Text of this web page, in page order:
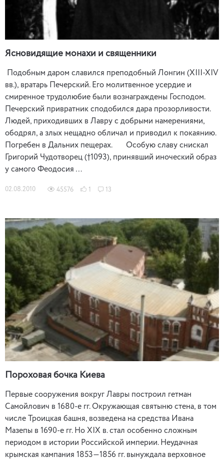
Ясновидящие монахи и священники
Подобным даром славился преподобный Лонгин (XIII-XIV
вв.), вратарь Печерский. Его молитвенное усердие и
смиренное трудолюбие были вознаграждены Господом.
Печерский привратник сподобился дара прозорливости.
Людей, приходивших в Лавру с добрыми намерениями,
ободрял, а злых нещадно обличал и приводил к покаянию.
Погребен в Дальних пещерах. Особую славу снискал
Григорий Чудотворец (†1093), принявший иноческий образ
у самого Феодосия …
02.08.2010 45576 1 13
Пороховая бочка Киева
Первые сооружения вокруг Лавры построил гетман
Самойлович в 1680-е гг. Окружающая святыню стена, в том
числе Троицкая башня, возведена на средства Ивана
Мазепы в 1690-е гг. Но XIX в. стал особенно сложным
периодом в истории Российской империи. Неудачная
крымская кампания 1853—1856 гг. вынуждала верховное